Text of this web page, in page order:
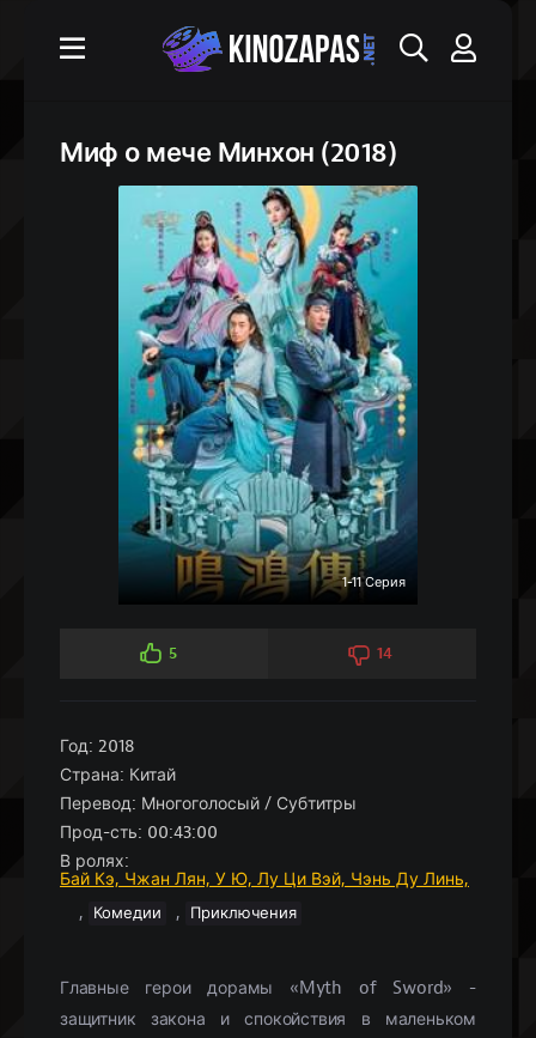
Миф о мече Минхон (2018)
1-11 Серия
5 14
Год: 2018
Страна: Китай
Перевод: Многоголосый / Субтитры
Прод-сть: 00:43:00
В ролях:
Бай Кэ, Чжан Лян, У Ю, Лу Ци Вэй, Чэнь Ду Линь,
, Комедии , Приключения
Главные герои дорамы «Myth of Sword» -
защитник закона и спокойствия в маленьком